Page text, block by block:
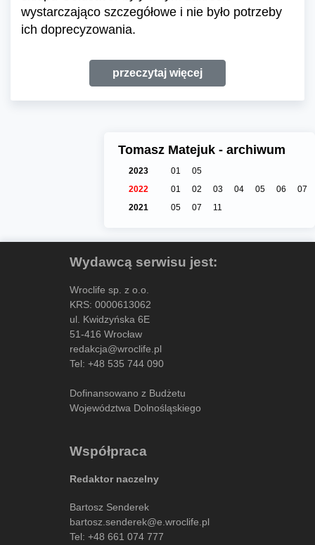
wystarczająco szczegółowe i nie było potrzeby
ich doprecyzowania.
przeczytaj więcej
Tomasz Matejuk - archiwum
2023 01
05
2022
01 02 03 04 05 06
07
2021
05 07 11
Wydawcą serwisu jest:
Wroclife sp. z o.o.
KRS: 0000613062
ul. Kwidzyńska 6E
51-416 Wrocław
redakcja@wroclife.pl
Tel: +48 535 744 090
Dofinansowano z Budżetu
Województwa Dolnośląskiego
Współpraca
Redaktor naczelny
Bartosz Senderek
bartosz.senderek@e.wroclife.pl
Tel: +48 661 074 777